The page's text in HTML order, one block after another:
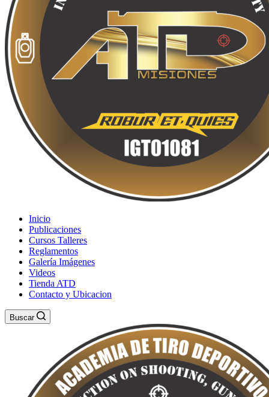
Inicio
Publicaciones
Cursos Talleres
Reglamentos
Galería Imágenes
Videos
Tienda ATD
Contacto y Ubicacion
Buscar